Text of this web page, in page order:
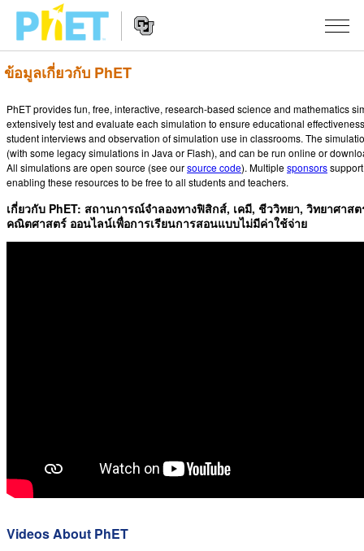
สืบค้น
เว็บไซต์
ของ
PhET
Website
Navigation
สถานการณ์จำลอง
All Sims
ฟิสิกส์
คณิตศาสตร์
STUDIO
About Studio
Customizable Sims
TEACHING
ค้นหากิจกรรม
งานวิจัย
ข้อมูลเกี่ยวกับ PhET
PhET provides fun, free, interactive, research-based science and mathematics
extensively test and evaluate each simulation to ensure educational
student interviews and observation of simulation use in classrooms. The
(with some legacy simulations in Java or Flash), and can be run online or
All simulations are open source (see oursource code). Multiplesponsors
enabling these resources to be free to all students and teachers.
เกี่ยวกับ PhET: สถานการณ์จำลองทางฟิสิกส์, เคมี, ชีววิทยา, วิทยาศาส
คณิตศาสตร์ ออนไลน์เพื่อการเรียนการสอนแบบไม่มีค่าใช้จ่าย
Videos About PhET